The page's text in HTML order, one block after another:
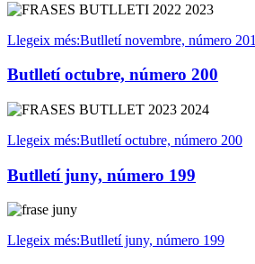
Llegeix més:Butlletí novembre, número 201
Butlletí octubre, número 200
Llegeix més:Butlletí octubre, número 200
Butlletí juny, número 199
Llegeix més:Butlletí juny, número 199